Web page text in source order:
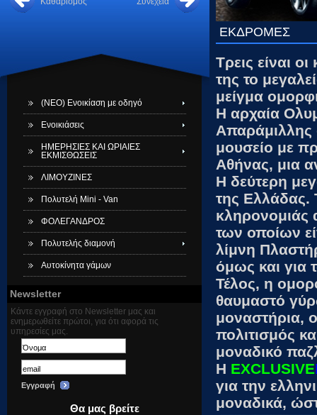
(ΝΕΟ) Ενοικίαση με οδηγό
Ενοικιάσεις
ΗΜΕΡΗΣΙΕΣ ΚΑΙ ΩΡΙΑΙΕΣ
ΕΚΜΙΣΘΩΣΕΙΣ
ΛΙΜΟΥΖΙΝΕΣ
Πολυτελή Mini - Van
ΦΟΛΕΓΑΝΔΡΟΣ
Πολυτελής διαμονή
Αυτοκίνητα γάμων
Newsletter
Κάντε εγγραφή στο Newsletter μας και
ενημερωθείτε πρώτοι, για ότι αφορά τις
υπηρεσίες μας.
Εγγραφή
Θα μας βρείτε
ΕΚΔΡΟΜΕΣ
Τρεις είναι
της το
μείγμα
Η αρχαία
Απαράμιλλης
μουσείο με
Αθήνας, μια
Η δεύτερη
της Ελλάδας.
κληρονομιάς
των οποίων
λίμνη
όμως και για
Τέλος, η
θαυμαστό
μοναστήρια,
πολιτισμός
μοναδικό
Η EXCLUSIVE
για την
μοναδικά,